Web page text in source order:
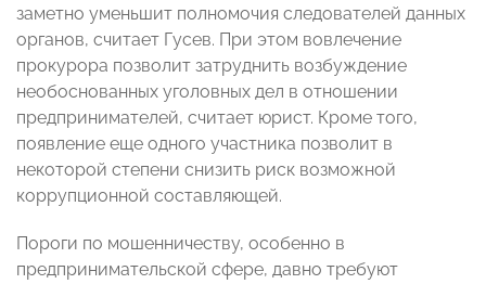
заметно уменьшит полномочия следователей данных
органов, считает Гусев. При этом вовлечение
прокурора позволит затруднить возбуждение
необоснованных уголовных дел в отношении
предпринимателей, считает юрист. Кроме того,
появление еще одного участника позволит в
некоторой степени снизить риск возможной
коррупционной составляющей.
Пороги по мошенничеству, особенно в
предпринимательской сфере, давно требуют